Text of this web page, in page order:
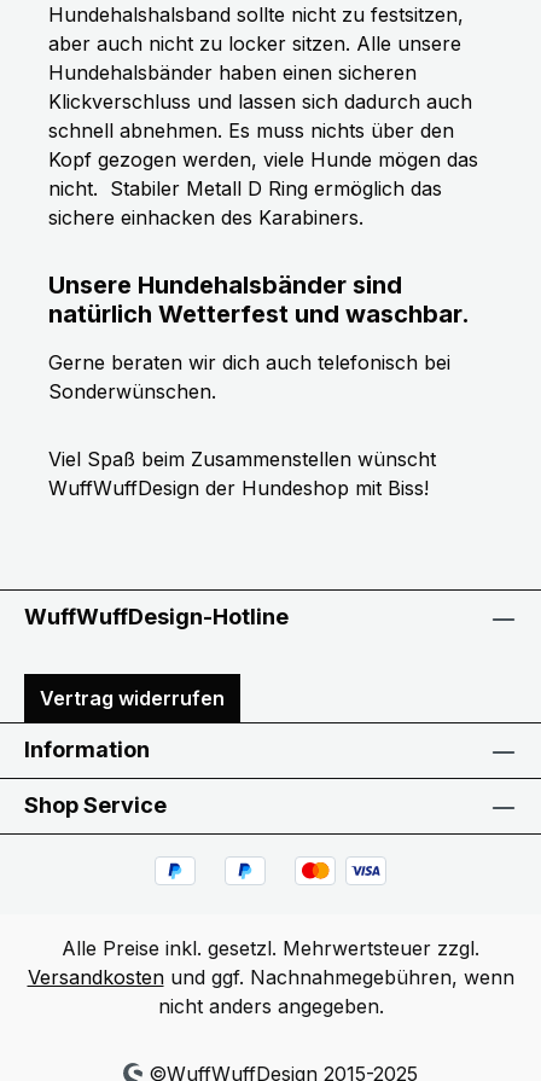
Hundehalshalsband sollte nicht zu festsitzen,
aber auch nicht zu locker sitzen. Alle unsere
Hundehalsbänder haben einen sicheren
Klickverschluss und lassen sich dadurch auch
schnell abnehmen. Es muss nichts über den
Kopf gezogen werden, viele Hunde mögen das
nicht. Stabiler Metall D Ring ermöglich das
sichere einhacken des Karabiners.
Unsere Hundehalsbänder sind
natürlich Wetterfest und waschbar.
Gerne beraten wir dich auch telefonisch bei
Sonderwünschen.
Viel Spaß beim Zusammenstellen wünscht
WuffWuffDesign der Hundeshop mit Biss!
WuffWuffDesign-Hotline
Vertrag widerrufen
Information
Shop Service
Alle Preise inkl. gesetzl. Mehrwertsteuer zzgl.
Versandkostenund ggf. Nachnahmegebühren, wenn
nicht anders angegeben.
©WuffWuffDesign 2015-2025